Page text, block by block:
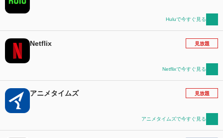
Huluで今すぐ見る
Netflix 見放題
Netflixで今すぐ見る
アニメタイムズ 見放題
アニメタイムズで今すぐ見る